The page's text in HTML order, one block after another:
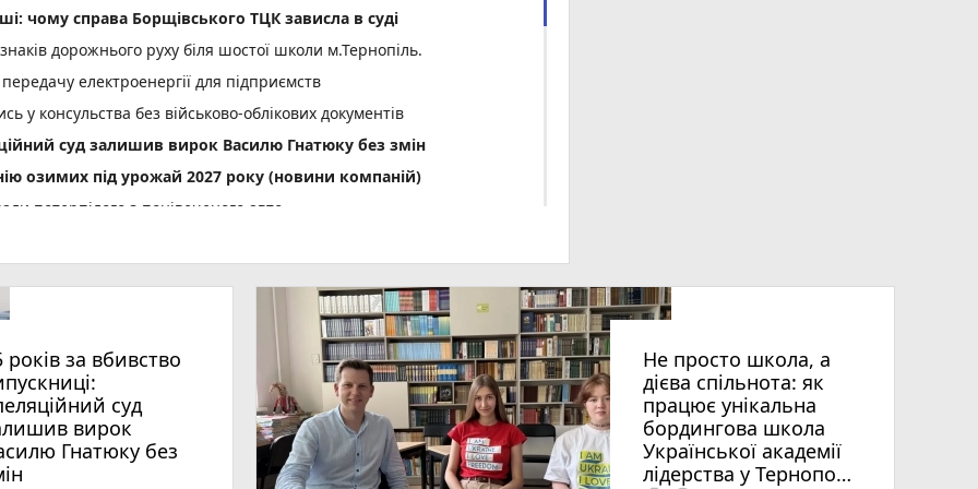
чому справа Борщівського ТЦК зависла в суді
дорожнього руху біля шостої школи м.Тернопіль.
електроенергії для підприємств
у консульства без військово-облікових документів
суд залишив вирок Василю Гнатюку без змін
озимих під урожай 2027 року (новини компаній)
потерпілого з понівеченого авто
6 серпня будуть грози
(оновлено 5 серпня)
під парасолями
років за вбивство
суд
вирок
Гнатюку без
Не просто школа, а
дієва спільнота: як
працює унікальна
бордингова школа
Української академії
лідерства у Тернополі